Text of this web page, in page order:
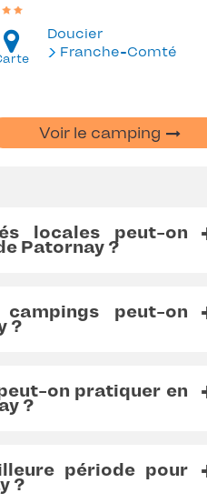
Doucier
Franche-Comté
Voir le camping
locales peut-on
Patornay ?
peut-on
?
on pratiquer en
?
période pour
?